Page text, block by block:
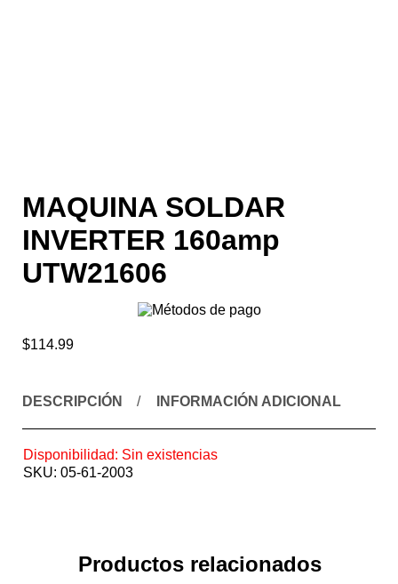
MAQUINA SOLDAR
INVERTER 160amp
UTW21606
$114.99
DESCRIPCIÓN INFORMACIÓN ADICIONAL
Disponibilidad: Sin existencias
SKU: 05-61-2003
Productos relacionados